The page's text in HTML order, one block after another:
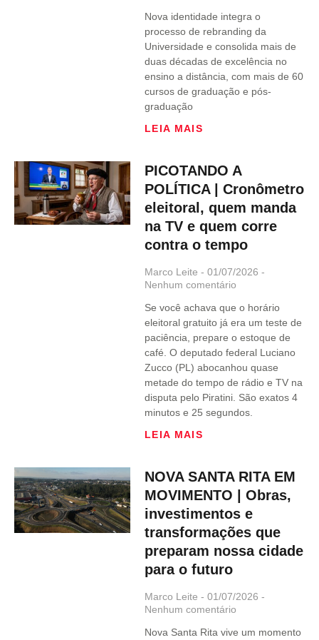
Nova identidade integra o
processo de rebranding da
Universidade e consolida mais de
duas décadas de excelência no
ensino a distância, com mais de 60
cursos de graduação e pós-
graduação
LEIA MAIS
PICOTANDO A
POLÍTICA | Cronômetro
eleitoral, quem manda
na TV e quem corre
contra o tempo
Marco Leite 01/07/2026
Nenhum comentário
Se você achava que o horário
eleitoral gratuito já era um teste de
paciência, prepare o estoque de
café. O deputado federal Luciano
Zucco (PL) abocanhou quase
metade do tempo de rádio e TV na
disputa pelo Piratini. São exatos 4
minutos e 25 segundos.
LEIA MAIS
NOVA SANTA RITA EM
MOVIMENTO | Obras,
investimentos e
transformações que
preparam nossa cidade
para o futuro
Marco Leite 01/07/2026
Nenhum comentário
Nova Santa Rita vive um momento